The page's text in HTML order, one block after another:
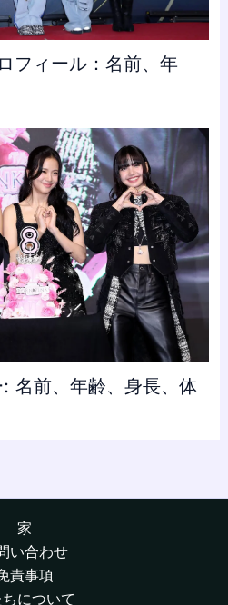
フィール：名前、年
名前、年齢、身長、体
家
い合わせ
責事項
について